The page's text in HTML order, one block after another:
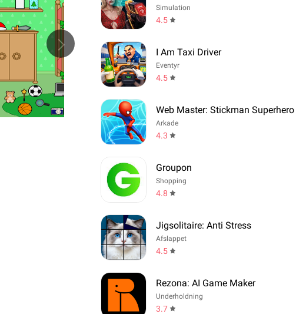
Simulation
4.5
I Am Taxi Driver
Eventyr
4.5
Web Master: Stickman Superhero
Arkade
4.3
Groupon
Shopping
4.8
Jigsolitaire: Anti Stress
Afslappet
4.5
Rezona: AI Game Maker
Underholdning
3.7